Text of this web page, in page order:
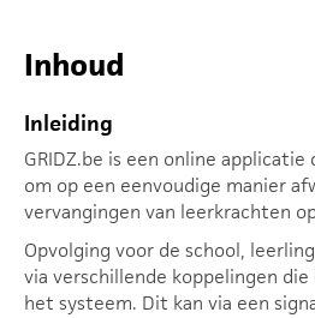
Inhoud
Inleiding
GRIDZ.be is een online
om op een eenvoudige manier
vervangingen van leerkrachten
Opvolging voor de school,
via verschillende koppelingen
het systeem. Dit kan via een